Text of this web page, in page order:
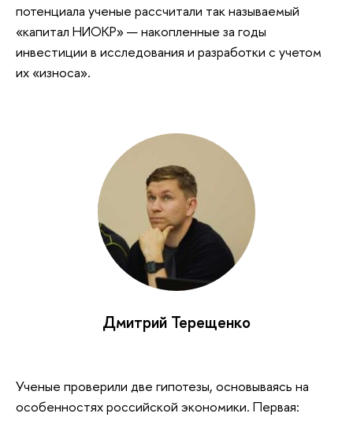
потенциала ученые рассчитали так называемый
«капитал НИОКР» — накопленные за годы
инвестиции в исследования и разработки с учетом
их «износа».
Дмитрий Терещенко
Ученые проверили две гипотезы, основываясь на
особенностях российской экономики. Первая: